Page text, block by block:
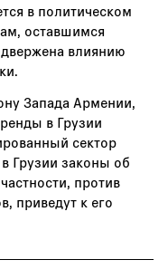
в политическом
оставшимся
влиянию
Запада Армении,
в Грузии
сектор
Грузии законы об
против
приведут к его